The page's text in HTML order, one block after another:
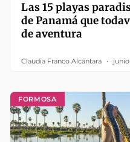
Las 15 playas
de Panamá que
de aventura
Claudia Franco Alcántara junio
FORMOSA